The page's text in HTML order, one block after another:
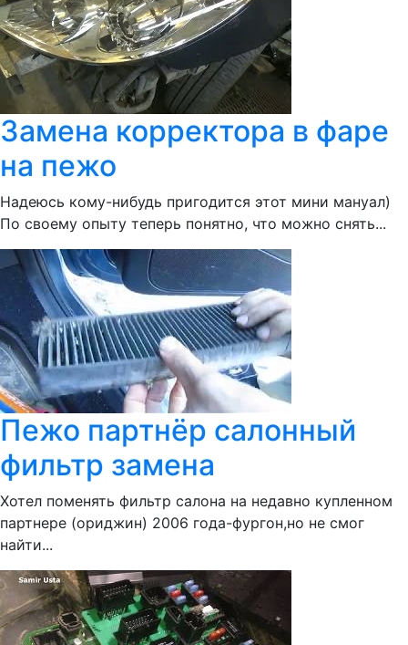
Замена корректора в фаре
на пежо
Надеюсь кому-нибудь пригодится этот мини мануал)
По своему опыту теперь понятно, что можно снять...
Пежо партнёр салонный
фильтр замена
Хотел поменять фильтр салона на недавно купленном
партнере (ориджин) 2006 года-фургон,но не смог
найти...